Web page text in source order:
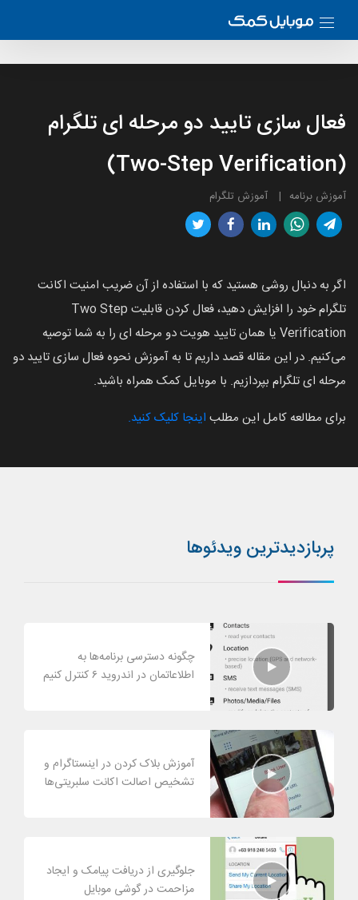
فعال سازی تایید دو مرحله ای تلگرام
(Two-Step Verification)
آموزش برنامه آموزش تلگرام
اگر به دنبال روشی هستید که با استفاده از آن ضریب امنیت اکانت
تلگرام خود را افزایش دهید، فعال کردن قابلیت Two Step
Verification یا همان تایید هویت دو مرحله ای را به شما توصیه
می‌کنیم. در این مقاله قصد داریم تا به آموزش نحوه فعال سازی تایید دو
مرحله ای تلگرام بپردازیم. با موبایل کمک همراه باشید.
برای مطالعه کامل این مطلب اینجا کلیک کنید.
پربازدیدترین ویدئوها
چگونه دسترسی برنامه‌ها به
اطلاعاتمان در اندروید ۶ کنترل کنیم
آموزش بلاک کردن در اینستاگرام و
تشخیص اصالت اکانت سلبریتی‌ها
جلوگیری از دریافت پیامک و ایجاد
مزاحمت در گوشی موبایل